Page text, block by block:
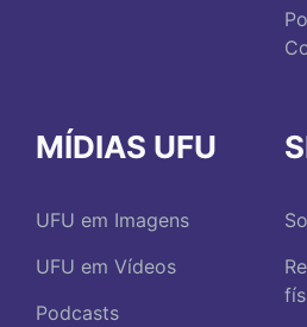
MÍDIAS UFU
UFU em Imagens
UFU em Vídeos
Podcasts